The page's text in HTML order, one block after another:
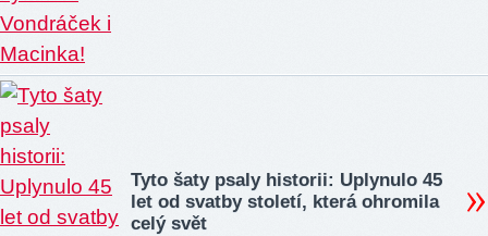
Tyto šaty psaly historii: Uplynulo 45
let od svatby století, která ohromila
celý svět